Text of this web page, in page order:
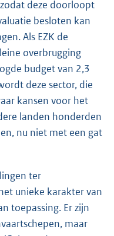
deze doorloopt
besloten kan
Als EZK de
overbrugging
budget van 2,3
deze sector, die
kansen voor het
landen honderden
nu niet met een gat
ter
unieke karakter van
toepassing. Er zijn
maar